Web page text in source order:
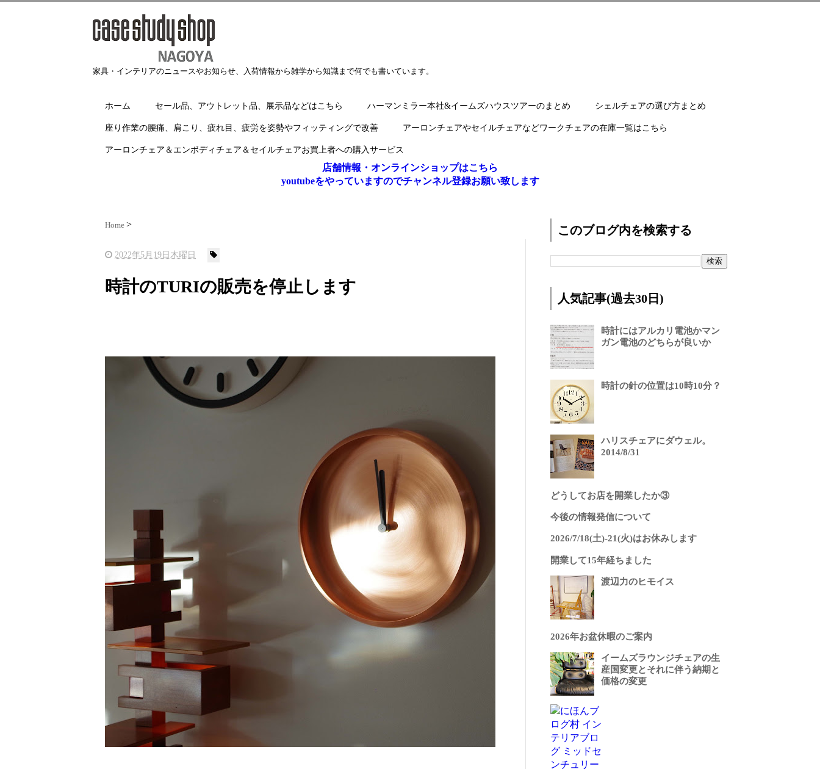
家具・インテリアのニュースやお知らせ、入荷情報から雑学から知識まで何でも書いています。
ホーム セール品、アウトレット品、展示品などはこちら ハーマンミラー本社&イームズハウスツアーのまとめ シェルチェアの選び方まとめ
座り作業の腰痛、肩こり、疲れ目、疲労を姿勢やフィッティングで改善 アーロンチェアやセイルチェアなどワークチェアの在庫一覧はこちら
アーロンチェア＆エンボディチェア＆セイルチェアお買上者への購入サービス
店舗情報・オンラインショップはこちら
youtubeをやっていますのでチャンネル登録お願い致します
Home
2022年5月19日木曜日
時計のTURIの販売を停止します
このブログ内を検索する
人気記事(過去30日)
時計にはアルカリ電池かマン
ガン電池のどちらが良いか
時計の針の位置は10時10分？
ハリスチェアにダウェル。
2014/8/31
どうしてお店を開業したか③
今後の情報発信について
2026/7/18(土)-21(火)はお休みします
開業して15年経ちました
渡辺力のヒモイス
2026年お盆休暇のご案内
イームズラウンジチェアの生
産国変更とそれに伴う納期と
価格の変更